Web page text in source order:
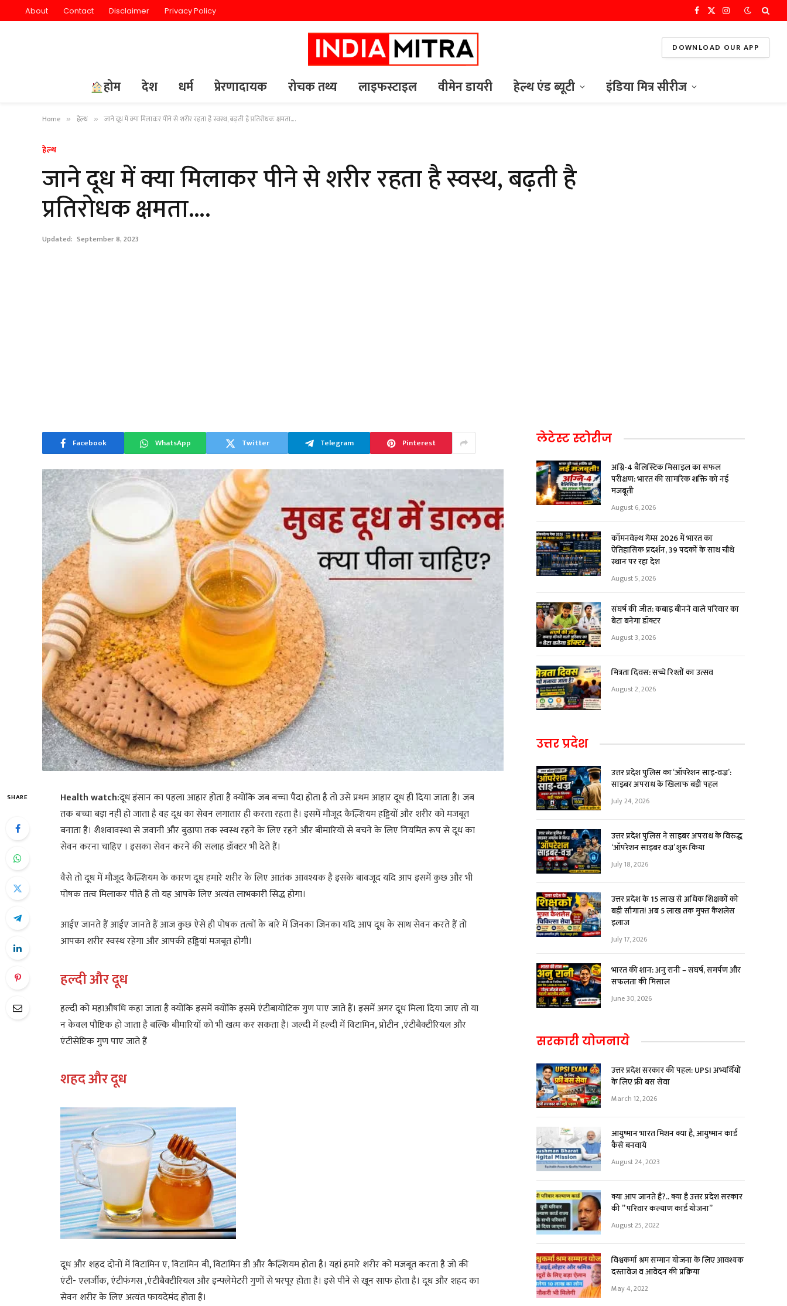
About Contact Disclaimer Privacy Policy Facebook
X
Instagram
DOWNLOAD OUR APP
होम देश धर्म प्रेरणादायक रोचक तथ्य लाइफस्टाइल वीमेन डायरी हेल्थ एंड ब्यूटी इंडिया मित्र सीरीज
Home » हेल्थ » जाने दूध में क्या मिलाकर पीने से शरीर रहता है स्वस्थ, बढ़ती है प्रतिरोधक क्षमता….
हेल्थ
जाने दूध में क्या मिलाकर पीने से शरीर रहता है स्वस्थ, बढ़ती है
प्रतिरोधक क्षमता….
Updated: September 8, 2023
Facebook WhatsApp Twitter Telegram Pinterest
SHARE Health watch:दूध इंसान का पहला आहार होता है क्योंकि जब बच्चा पैदा होता है तो उसे प्रथम आहार दूध ही दिया जाता है। जब
तक बच्चा बड़ा नहीं हो जाता है वह दूध का सेवन लगातार ही करता रहता है। इसमें मौजूद कैल्शियम हड्डियों और शरीर को मजबूत
बनाता है। शैशवावस्था से जवानी और बुढ़ापा तक स्वस्थ रहने के लिए रहने और बीमारियों से बचने के लिए नियमित रूप से दूध का
सेवन करना चाहिए । इसका सेवन करने की सलाह डॉक्टर भी देते हैं।
वैसे तो दूध में मौजूद कैल्शियम के कारण दूध हमारे शरीर के लिए आतंक आवश्यक है इसके बावजूद यदि आप इसमें कुछ और भी
पोषक तत्व मिलाकर पीते हैं तो यह आपके लिए अत्यंत लाभकारी सिद्ध होगा।
आईए जानते हैं आईए जानते हैं आज कुछ ऐसे ही पोषक तत्वों के बारे में जिनका जिनका यदि आप दूध के साथ सेवन करते हैं तो
आपका शरीर स्वस्थ रहेगा और आपकी हड्डियां मजबूत होगी।
हल्दी और दूध
हल्दी को महाऔषधि कहा जाता है क्योंकि इसमें क्योंकि इसमें एंटीबायोटिक गुण पाए जाते हैं। इसमें अगर दूध मिला दिया जाए तो या
न केवल पौष्टिक हो जाता है बल्कि बीमारियों को भी खत्म कर सकता है। जल्दी में हल्दी में विटामिन, प्रोटीन ,एंटीबैक्टीरियल और
एंटीसेप्टिक गुण पाए जाते हैं
शहद और दूध
दूध और शहद दोनों में विटामिन ए, विटामिन बी, विटामिन डी और कैल्शियम होता है। यहां हमारे शरीर को मजबूत करता है जो की
एंटी- एलर्जीक, एंटीफंगस ,एंटीबैक्टीरियल और इन्फ्लेमेटरी गुणों से भरपूर होता है। इसे पीने से खून साफ होता है। दूध और शहद का
सेवन शरीर के लिए अत्यंत फायदेमंद होता है।
लेटेस्ट स्टोरीज
अग्नि-4 बैलिस्टिक मिसाइल का सफल
परीक्षण: भारत की सामरिक शक्ति को नई
मजबूती
August 6, 2026
कॉमनवेल्थ गेम्स 2026 में भारत का
ऐतिहासिक प्रदर्शन, 39 पदकों के साथ चौथे
स्थान पर रहा देश
August 5, 2026
संघर्ष की जीत: कबाड़ बीनने वाले परिवार का
बेटा बनेगा डॉक्टर
August 3, 2026
मित्रता दिवस: सच्चे रिश्तों का उत्सव
August 2, 2026
उत्तर प्रदेश
उत्तर प्रदेश पुलिस का ‘ऑपरेशन साइ-वज्र’:
साइबर अपराध के खिलाफ बड़ी पहल
July 24, 2026
उत्तर प्रदेश पुलिस ने साइबर अपराध के विरुद्ध
‘ऑपरेशन साइबर वज्र’ शुरू किया
July 18, 2026
उत्तर प्रदेश के 15 लाख से अधिक शिक्षकों को
बड़ी सौगात! अब ₹5 लाख तक मुफ्त कैशलेस
इलाज
July 17, 2026
भारत की शान: अनु रानी – संघर्ष, समर्पण और
सफलता की मिसाल
June 30, 2026
सरकारी योजनाये
उत्तर प्रदेश सरकार की पहल: UPSI अभ्यर्थियों
के लिए फ्री बस सेवा
March 12, 2026
आयुष्मान भारत मिशन क्या है, आयुष्मान कार्ड
कैसे बनवाये
August 24, 2023
क्या आप जानते हैं?.. क्या है उत्तर प्रदेश सरकार
की ” परिवार कल्याण कार्ड योजना”
August 25, 2022
विश्वकर्मा श्रम सम्मान योजना के लिए आवश्यक
दस्तावेज व आवेदन की प्रक्रिया
May 4, 2022